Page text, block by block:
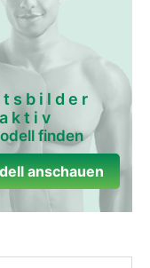
finden
anschauen